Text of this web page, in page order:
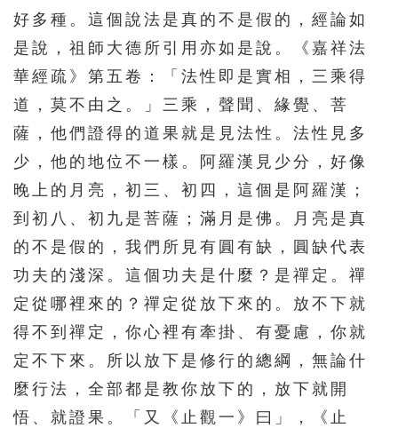
好多種。這個說法是真的不是假的，經論如
是說，祖師大德所引用亦如是說。《嘉祥法
華經疏》第五卷：「法性即是實相，三乘得
道，莫不由之。」三乘，聲聞、緣覺、菩
薩，他們證得的道果就是見法性。法性見多
少，他的地位不一樣。阿羅漢見少分，好像
晚上的月亮，初三、初四，這個是阿羅漢；
到初八、初九是菩薩；滿月是佛。月亮是真
的不是假的，我們所見有圓有缺，圓缺代表
功夫的淺深。這個功夫是什麼？是禪定。禪
定從哪裡來的？禪定從放下來的。放不下就
得不到禪定，你心裡有牽掛、有憂慮，你就
定不下來。所以放下是修行的總綱，無論什
麼行法，全部都是教你放下的，放下就開
悟、就證果。「又《止觀一》曰」，《止